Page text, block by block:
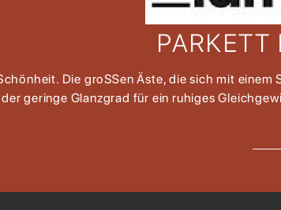
Die groẞen Äste, die sich mit einem
geringe Glanzgrad für ein ruhiges